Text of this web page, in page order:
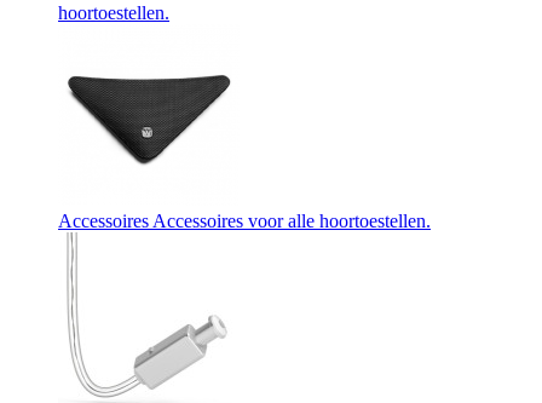
hoortoestellen.
Accessoires Accessoires voor alle hoortoestellen.